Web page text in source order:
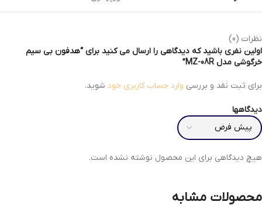
نظرات (0)
دیدگاهها
هیچ دیدگاهی برای این محصول نوشته نشده است.
اولین نفری باشید که دیدگاهی را ارسال می کنید برای “هدفون بی سیم
خرگوشی مدل MZ-08R”
برای ثبت نقد و بررسی وارد حساب کاربری خود شوید.
محصولات مشابه